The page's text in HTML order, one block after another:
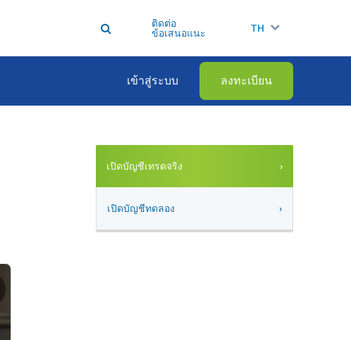
ติดต่อ
ข้อเสนอแนะ
TH
เข้าสู่ระบบ ลงทะเบียน
เปิดบัญชีเทรดจริง
เปิดบัญชีทดลอง